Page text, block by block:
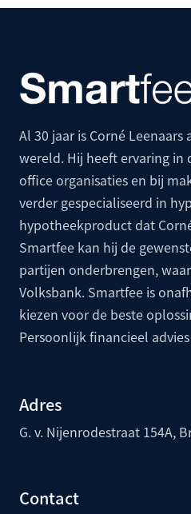
Al 30 jaar is Corné
wereld. Hij heeft ervaring
office organisaties en bij
verder gespecialiseerd in
hypotheekproduct dat
Smartfee kan hij de
partijen onderbrengen,
Volksbank. Smartfee is
kiezen voor de beste
Persoonlijk financieel
Adres
G. v. Nijenrodestraat 154A,
Contact